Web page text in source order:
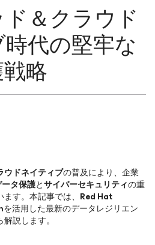
＆クラウド
代の堅牢な
略
ウドネイティブの普及により、企業
タ保護とサイバーセキュリティの重
す。本記事では、 Red Hat
を活用した最新のデータレジリエン
説します。